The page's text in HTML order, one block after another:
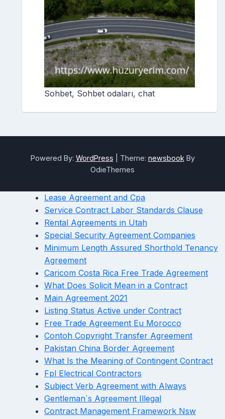
Sohbet, Sohbet odaları, chat
Powered By: WordPress Theme: newsbook By
OdieThemes
Lease Agreement and Cpa
Service Contract Labor Standards Clause
Rental Agreements in Utah
Special Security Agreement Companies
Minimum Length Assured Shorthold Tenancy
Agreement
Caricom Costa Rica Free Trade Agreement
What Does Solicit Mean in a Contract
Main Agreement 2021
Listing Status Active under Contract
Free Trade Agreement Eu Morocco
Contoh Copyright Transfer Agreement
Pakistan China Border Agreement
What Is the Meaning of Contingent Contract
Fpl Electrical Contractors
Subject Verb Agreement with Always
Gentleman`s Agreement Illegal
Contract Management Framework Nsw